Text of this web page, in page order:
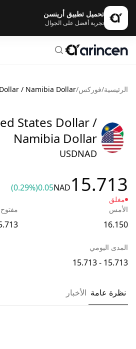
تحميل تطبيق أرينسن
تجربة أفضل على الجوال
الرئيسية/فوركس/
/ Namibia Dollar
States Dollar /
Namibia Dollar
USDNAD
15.713
NAD
0.05
(0.29%)
مغلق
الأمس
16.150
مفتوح
المدى اليومي
15.713 - 15.713
نظرة عامة الأخبار